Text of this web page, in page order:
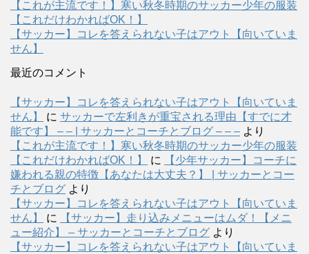
【これが主流です！】寒い秋冬時期のサッカー少年の服装
【これだけわかればOK！】
【サッカー】コレを答えられない子はアウト【向いていま
せん】
最近のコメント
【サッカー】コレを答えられない子はアウト【向いていま
せん】
に サッカーで左利きが重宝される理由【すでに才
能です】 – – | サッカーとコーチとブログ – – – より
【これが主流です！】寒い秋冬時期のサッカー少年の服装
【これだけわかればOK！】
に
【少年サッカー】コーチに
嫌われる親の特徴【あなたは大丈夫？】 | サッカーとコー
チとブログ より
【サッカー】コレを答えられない子はアウト【向いていま
せん】
に
【サッカー】走り込みメニューはムダ！【メニ
ュー紹介】 – サッカーとコーチとブログ より
【サッカー】コレを答えられない子はアウト【向いていま